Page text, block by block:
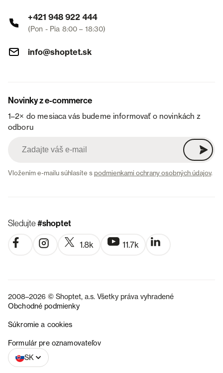
+421 948 922 444
(Pon - Pia 8:00 – 18:30)
info@shoptet.sk
Novinky z e-commerce
1–2× do mesiaca vás budeme informovať o novinkách z
odboru
Vložením e-mailu súhlasíte spodmienkami ochrany osobných údajov.
Sledujte#shoptet
1.8k 11.7k
2008–2026 © Shoptet, a.s. Všetky práva vyhradené
Obchodné podmienky
Súkromie a cookies
Formulár pre oznamovateľov
SK